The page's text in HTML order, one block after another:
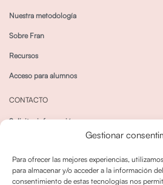
Gestionar
Para ofrecer las mejores experiencias,
para almacenar y/o acceder a la información
consentimiento de estas tecnologías nos
Nuestra metodología
Sobre Fran
Recursos
Acceso para alumnos
CONTACTO
Solicitar información